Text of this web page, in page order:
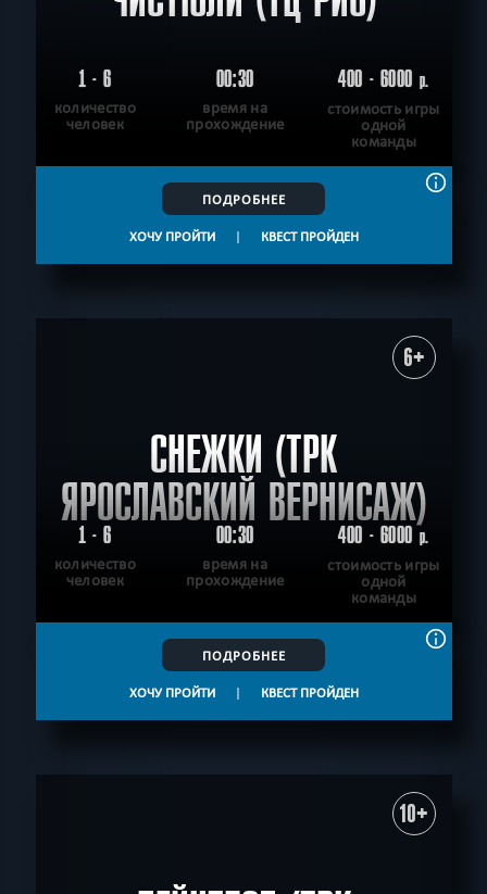
1 - 6
количество
человек
00:30
время на
прохождение
400 - 6000 р.
стоимость игры
одной
команды
ПОДРОБНЕЕ
ХОЧУ ПРОЙТИ | КВЕСТ ПРОЙДЕН
6+
СНЕЖКИ (ТРК
ЯРОСЛАВСКИЙ ВЕРНИСАЖ)
1 - 6
количество
человек
00:30
время на
прохождение
400 - 6000 р.
стоимость игры
одной
команды
ПОДРОБНЕЕ
ХОЧУ ПРОЙТИ | КВЕСТ ПРОЙДЕН
10+